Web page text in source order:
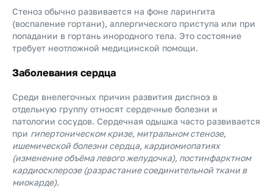
Стеноз обычно развивается на фоне ларингита
(воспаление гортани), аллергического приступа или при
попадании в гортань инородного тела. Это состояние
требует неотложной медицинской помощи.
Заболевания сердца
Среди внелегочных причин развития диспноэ в
отдельную группу относят сердечные болезни и
патологии сосудов. Сердечная одышка часто развивается
при гипертоническом кризе, митральном стенозе,
ишемической болезни сердца, кардиомиопатиях
(изменение объёма левого желудочка), постинфарктном
кардиосклерозе (разрастание соединительной ткани в
миокарде).